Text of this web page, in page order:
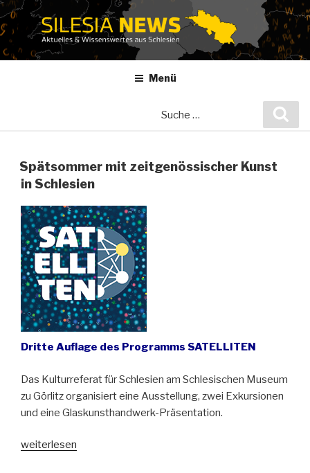
Zum
Inhalt
springen
Menü
Spätsommer mit zeitgenössischer Kunst
in Schlesien
Dritte Auflage des Programms SATELLITEN
Das Kulturreferat für Schlesien am Schlesischen Museum
zu Görlitz organisiert eine Ausstellung, zwei Exkursionen
und eine Glaskunsthandwerk-Präsentation.
„Spätsommer
weiterlesen